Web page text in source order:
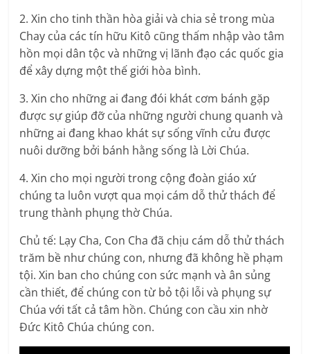
2. Xin cho tinh thần hòa giải và chia sẻ trong mùa
Chay của các tín hữu Kitô cũng thấm nhập vào tâm
hồn mọi dân tộc và những vị lãnh đạo các quốc gia
để xây dựng một thế giới hòa bình.
3. Xin cho những ai đang đói khát cơm bánh gặp
được sự giúp đỡ của những người chung quanh và
những ai đang khao khát sự sống vĩnh cửu được
nuôi dưỡng bởi bánh hằng sống là Lời Chúa.
4. Xin cho mọi người trong cộng đoàn giáo xứ
chúng ta luôn vượt qua mọi cám dỗ thử thách để
trung thành phụng thờ Chúa.
Chủ tế: Lạy Cha, Con Cha đã chịu cám dỗ thử thách
trăm bề như chúng con, nhưng đã không hề phạm
tội. Xin ban cho chúng con sức mạnh và ân sủng
cần thiết, để chúng con từ bỏ tội lỗi và phụng sự
Chúa với tất cả tâm hồn. Chúng con cầu xin nhờ
Đức Kitô Chúa chúng con.